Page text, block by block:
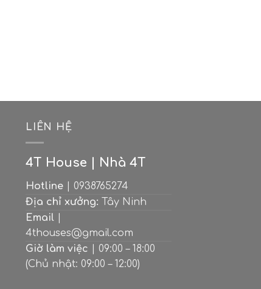
LIÊN HỆ
4T House | Nhà 4T
Hotline | 0938765274
Địa chỉ xưởng: Tây Ninh
Email
4thouses@gmail.com
Giờ làm việc | 09:00 – 18:00
(Chủ nhật: 09:00 – 12:00)